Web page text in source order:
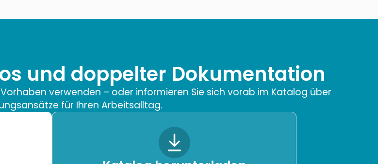
und doppelter Dokumentation
Vorhaben verwenden – oder informieren Sie sich vorab im Katalog über
für Ihren Arbeitsalltag.